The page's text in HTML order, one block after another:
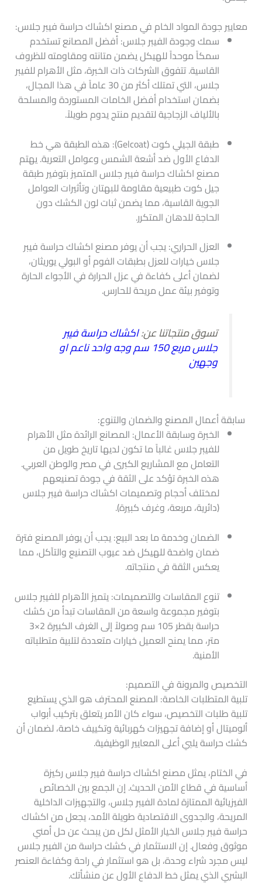
معايير جودة المواد الخام في مصنع اكشاك حراسة فيبر جلاس​:
سمك وجودة الفيبر جلاس: أفضل المصانع تستخدم
سمكاً موحداً للهيكل يضمن متانته ومقاومته للظروف
القاسية. تتفوق الشركات ذات الخبرة، مثل الأهرام للفيبر
جلاس، التي تمتلك أكثر من 30 عاماً في هذا المجال،
بضمان استخدام أفضل الخامات المستوردة والمسلحة
بالألياف الزجاجية لتقديم منتج يدوم طويلاً.
طبقة الجيلي كوت (Gelcoat): هذه الطبقة هي خط
الدفاع الأول ضد أشعة الشمس وعوامل التعرية. يهتم
مصنع اكشاك حراسة فيبر جلاس المتميز بتوفير طبقة
جيل كوت طبيعية مقاومة للبهتان وتأثيرات العوامل
الجوية القاسية، مما يضمن ثبات لون الكشك دون
الحاجة للدهان المتكرر.
العزل الحراري: يجب أن يوفر مصنع اكشاك حراسة فيبر
جلاس خيارات للعزل بطبقات الفوم أو البولي يوريثان،
لضمان أعلى كفاءة في عزل الحرارة في الأجواء الحارة
وتوفير بيئة عمل مريحة للحارس.
تسوق منتجاتنا عن:اكشاك حراسة فيبر
جلاس مربع 150 سم وجه واحد ناعم او
وجهين
سابقة أعمال المصنع والضمان والتنوع:
الخبرة وسابقة الأعمال: المصانع الرائدة مثل الأهرام
للفيبر جلاس غالباً ما تكون لديها تاريخ طويل من
التعامل مع المشاريع الكبرى في مصر والوطن العربي.
هذه الخبرة تؤكد على الثقة في جودة تصنيعهم
لمختلف أحجام وتصميمات اكشاك حراسة فيبر جلاس
(دائرية، مربعة، وغرف كبيرة).
الضمان وخدمة ما بعد البيع: يجب أن يوفر المصنع فترة
ضمان واضحة للهيكل ضد عيوب التصنيع والتآكل، مما
يعكس الثقة في منتجاته.
تنوع المقاسات والتصميمات: يتميز الأهرام للفيبر جلاس
بتوفير مجموعة واسعة من المقاسات تبدأ من كشك
حراسة بقطر 105 سم وصولاً إلى الغرف الكبيرة 2×3
متر، مما يمنح العميل خيارات متعددة لتلبية متطلباته
الأمنية.
التخصيص والمرونة في التصميم:
تلبية المتطلبات الخاصة: المصنع المحترف هو الذي يستطيع
تلبية طلبات التخصيص، سواء كان الأمر يتعلق بتركيب أبواب
ألوميتال أو إضافة تجهيزات كهربائية وتكييف خاصة، لضمان أن
كشك حراسة يلبي أعلى المعايير الوظيفية.
في الختام، يمثل مصنع اكشاك حراسة فيبر جلاس ركيزة
أساسية في قطاع الأمن الحديث. إن الجمع بين الخصائص
الفيزيائية الممتازة لمادة الفيبر جلاس، والتجهيزات الداخلية
المريحة، والجدوى الاقتصادية طويلة الأمد، يجعل من اكشاك
حراسة فيبر جلاس الخيار الأمثل لكل من يبحث عن حل أمني
موثوق وفعال. إن الاستثمار في كشك حراسة من الفيبر جلاس
ليس مجرد شراء وحدة، بل هو استثمار في راحة وكفاءة العنصر
البشري الذي يمثل خط الدفاع الأول عن منشأتك.